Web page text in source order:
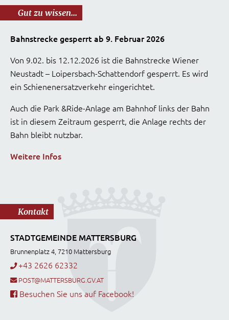
Gut zu wissen...
Bahnstrecke gesperrt ab 9. Februar 2026
Von 9.02. bis 12.12.2026 ist die Bahnstrecke Wiener
Neustadt – Loipersbach-Schattendorf gesperrt. Es wird
ein Schienenersatzverkehr eingerichtet.
Auch die Park &Ride-Anlage am Bahnhof links der Bahn
ist in diesem Zeitraum gesperrt, die Anlage rechts der
Bahn bleibt nutzbar.
Weitere Infos
Kontakt
STADTGEMEINDE MATTERSBURG
Brunnenplatz 4, 7210 Mattersburg
+43 2626 62332
POST@MATTERSBURG.GV.AT
Besuchen Sie uns auf Facebook!